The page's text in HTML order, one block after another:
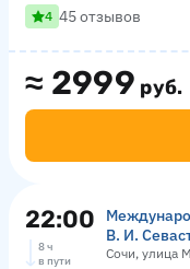
≈ 2999 руб.
4 45 отзывов
22:00
В. И.
Сочи, улица
8 ч
в пути